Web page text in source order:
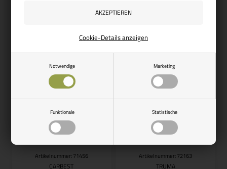
Notwendige Marketing
Funktionale Statistische
Cookie-Details anzeigen
Artikelnummer: 71456
CARBEST
Artikelnummer: 72163
TRUMA